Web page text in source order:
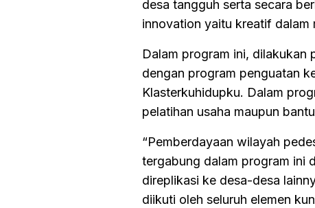
desa tangguh serta secara
innovation yaitu kreatif dalam
Dalam program ini, dilakukan
dengan program penguatan
Klasterkuhidupku. Dalam
pelatihan usaha maupun
“Pemberdayaan wilayah
tergabung dalam program ini
direplikasi ke desa-desa
diikuti oleh seluruh elemen